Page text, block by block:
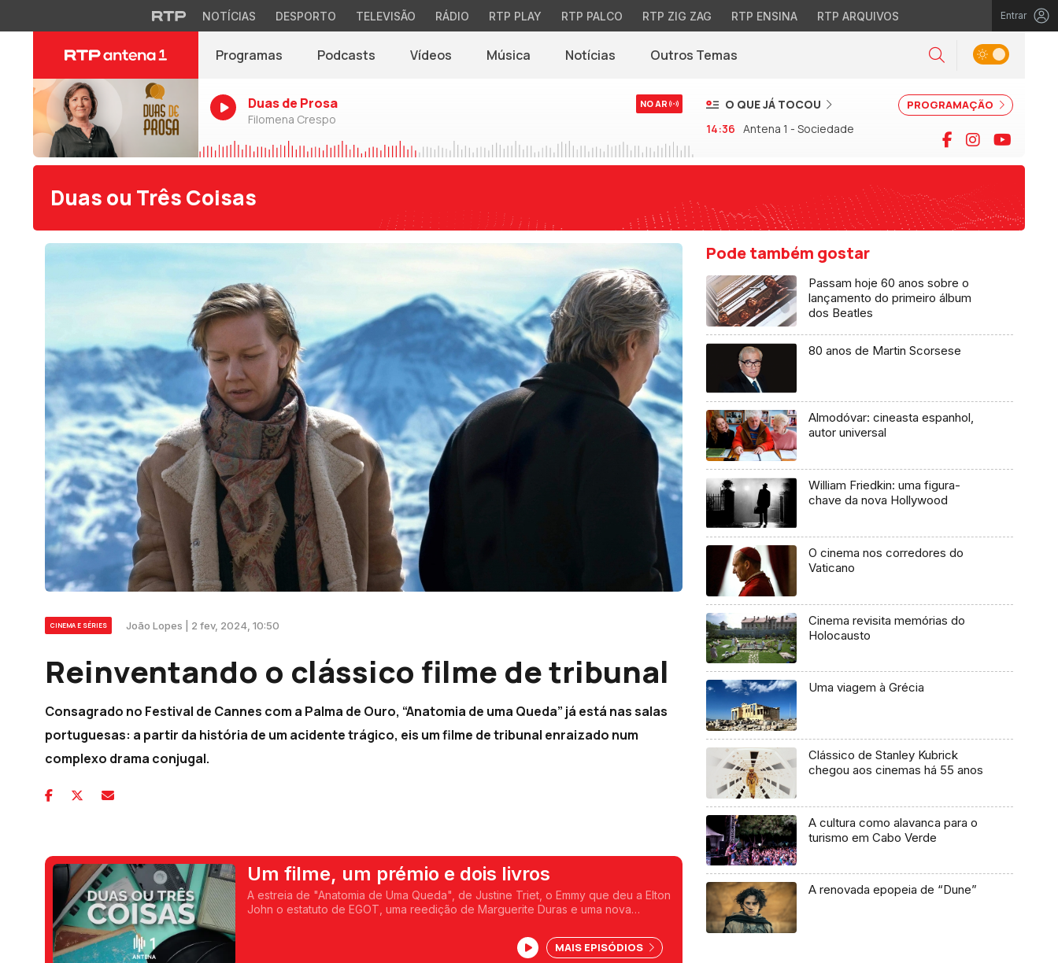
NOTÍCIAS DESPORTO TELEVISÃO RÁDIO RTP PLAY RTP PALCO RTP ZIG ZAG RTP ENSINA RTP ARQUIVOS Entrar
Programas Podcasts Vídeos Música Notícias(abre em nova janela)
Outros Temas Pesquisar
Alternar tema
Duas de Prosa
Filomena Crespo
NO AR PROGRAMAÇÃO
O QUE JÁ TOCOU
14:36 Antena 1 - Sociedade Facebook
Instagram
Duas ou Três Coisas
CINEMA E SÉRIES João Lopes | 2 fev, 2024, 10:50
Reinventando o clássico filme de tribunal
Consagrado no Festival de Cannes com a Palma de Ouro, “Anatomia de uma Queda” já está nas salas
portuguesas: a partir da história de um acidente trágico, eis um filme de tribunal enraizado num
complexo drama conjugal.
Um filme, um prémio e dois livros
A estreia de "Anatomia de Uma Queda", de Justine Triet, o Emmy que deu a Elton
John o estatuto de EGOT, uma reedição de Marguerite Duras e uma nova
MAIS EPISÓDIOS
Pode também gostar
Passam hoje 60 anos sobre o
lançamento do primeiro álbum
dos Beatles
80 anos de Martin Scorsese
Almodóvar: cineasta espanhol,
autor universal
William Friedkin: uma figura-
chave da nova Hollywood
O cinema nos corredores do
Vaticano
Cinema revisita memórias do
Holocausto
Uma viagem à Grécia
Clássico de Stanley Kubrick
chegou aos cinemas há 55 anos
A cultura como alavanca para o
turismo em Cabo Verde
A renovada epopeia de “Dune”